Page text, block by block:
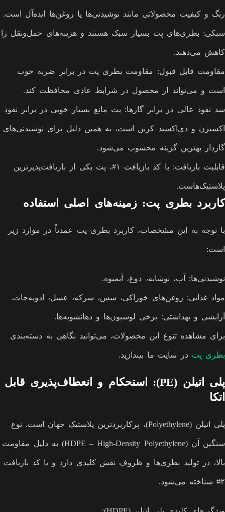
رنگ و کیفیت محصولاتی مانند نوشیدنی‌ها یا روغن‌ها ایده‌آل است.
سبکی: بطری‌های پت بسیار سبک هستند و هزینه‌های حمل‌ونقل را
کاهش می‌دهند.
مقاومت قابل قبول: مقاومت بطری پت در برابر ضربه خوب
است و می‌تواند از محصول در شرایط عادی محافظت کند.
سد نفوذ عالی در برابر گازها: پت مانع بسیار خوبی در برابر نفوذ
اکسیژن و دی‌اکسید کربن است، به همین دلیل برای نوشیدنی‌های
گازدار بهترین گزینه محسوب می‌شود.
قابلیت بازیافت: با کد بازیافت ۱#، پت یکی از بازیافت‌پذیرترین
پلاستیک‌هاست.
کاربرد بطری پت: زمینه‌های اصلی استفاده
با توجه به این مشخصات، کاربرد بطری پت عمدتاً در موارد زیر
است:
نوشیدنی‌ها: آب، نوشابه، دوغ، آبمیوه.
مواد غذایی: روغن‌های خوراکی، سس، سرکه، عسل، ادویه‌جات.
آرایشی و بهداشتی: برخی لوسیون‌ها و دهانشویه‌ها.
برای مشاهده تنوع این محصولات، می‌توانید نگاهی به دسته‌بندی
بطری پت در سایت ما بیندازید.
پلی اتیلن (PE): استحکام و انعطاف‌پذیری قابل
اتکا
پلی اتیلن (Polyethylene)، پرکاربردترین پلاستیک جهان است. نوع
سنگین آن (HDPE – High-Density Polyethylene) به دلیل مقاومت
بالا، در تولید بطری‌ها و ظروف نقش کلیدی دارد و با کد بازیافت
۲# شناخته می‌شود.